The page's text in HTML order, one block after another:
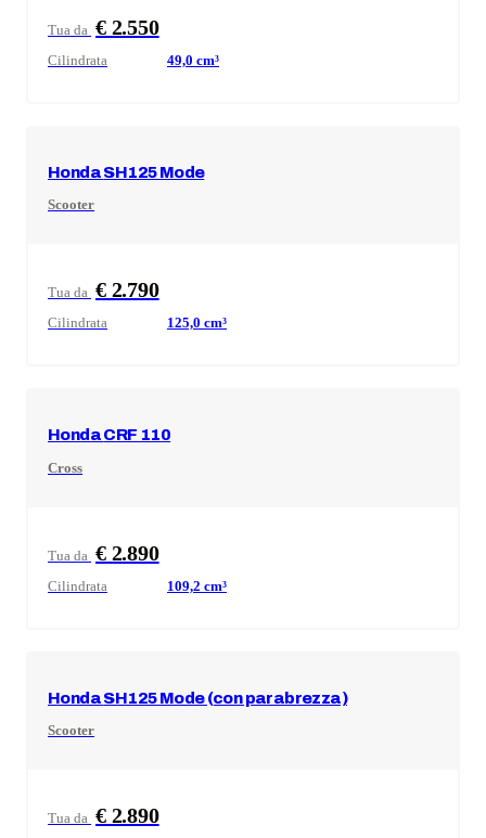
Tua da € 2.550
Cilindrata 49,0 cm³
HondaSH125 Mode
Scooter
Tua da € 2.790
Cilindrata 125,0 cm³
HondaCRF 110
Cross
Tua da € 2.890
Cilindrata 109,2 cm³
HondaSH125 Mode (con parabrezza)
Scooter
Tua da € 2.890